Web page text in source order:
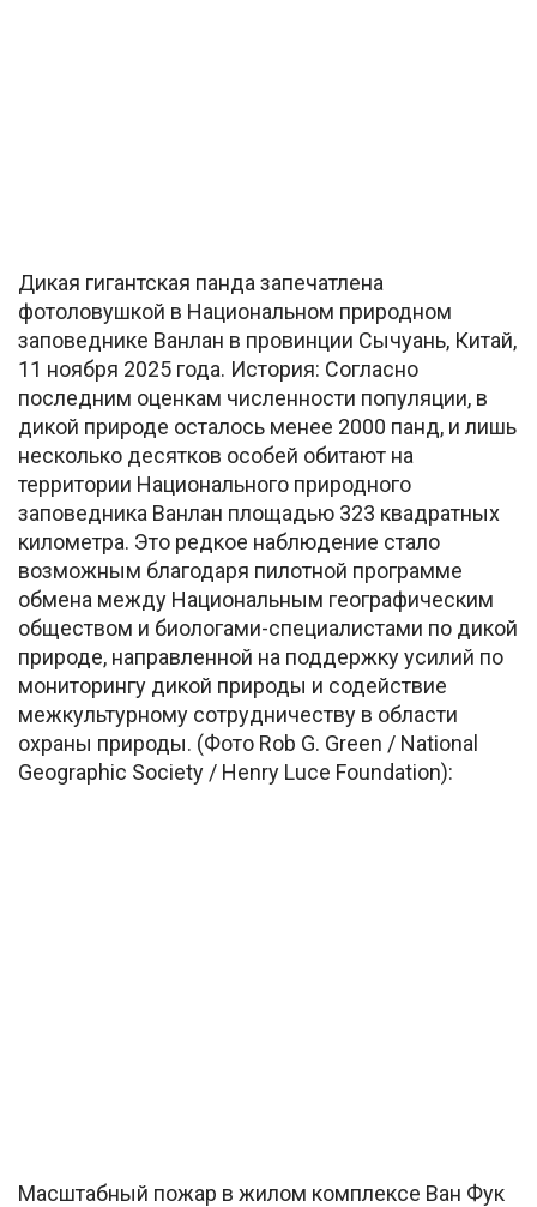
Дикая гигантская панда запечатлена
фотоловушкой в Национальном природном
заповеднике Ванлан в провинции Сычуань, Китай,
11 ноября 2025 года. История: Согласно
последним оценкам численности популяции, в
дикой природе осталось менее 2000 панд, и лишь
несколько десятков особей обитают на
территории Национального природного
заповедника Ванлан площадью 323 квадратных
километра. Это редкое наблюдение стало
возможным благодаря пилотной программе
обмена между Национальным географическим
обществом и биологами-специалистами по дикой
природе, направленной на поддержку усилий по
мониторингу дикой природы и содействие
межкультурному сотрудничеству в области
охраны природы. (Фото Rob G. Green / National
Geographic Society / Henry Luce Foundation):
Масштабный пожар в жилом комплексе Ван Фук